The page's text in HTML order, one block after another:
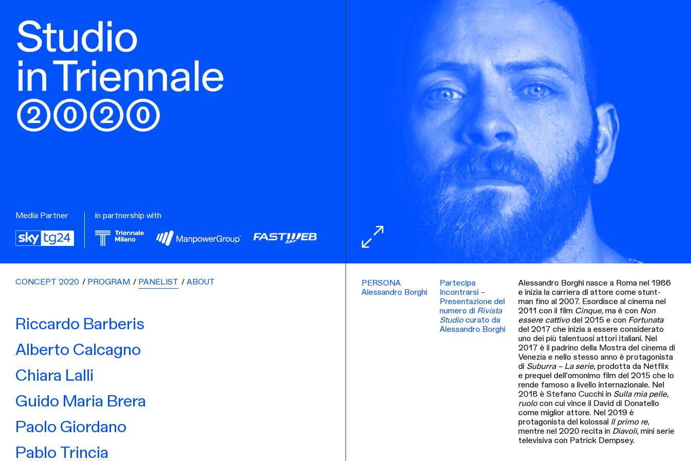
Media Partner in partnership with
PERSONA
Alessandro Borghi
Partecipa
Incontrarsi –
Presentazione del
numero di Rivista
Studiocurato da
Alessandro Borghi
Alessandro Borghi nasce a Roma nel 1986
e inizia la carriera di attore come stunt-
man fino al 2007. Esordisce al cinema nel
2011 con il film Cinque,ma è con Non
essere cattivodel 2015 e con Fortunata
del 2017 che inizia a essere considerato
uno dei più talentuosi attori italiani. Nel
2017 è il padrino della Mostra del cinema di
Venezia e nello stesso anno è protagonista
di Suburra – La serie, prodotta da Netflix
e prequel dell’omonimo film del 2015 che lo
rende famoso a livello internazionale. Nel
2018 è Stefano Cucchi in Sulla mia pelle,
ruolocon cui vince il David di Donatello
come miglior attore. Nel 2019 è
protagonista del kolossal Il primo re,
mentre nel 2020 recita in Diavoli, mini serie
televisiva con Patrick Dempsey.
CONCEPT 2020 PROGRAM PANELIST ABOUT
Riccardo Barberis
Alberto Calcagno
Chiara Lalli
Guido Maria Brera
Paolo Giordano
Pablo Trincia